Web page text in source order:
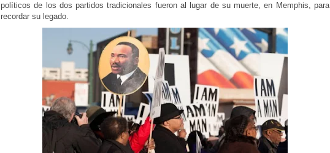
políticos de los dos partidos tradicionales fueron al lugar de su muerte, en Memphis, para
recordar su legado.